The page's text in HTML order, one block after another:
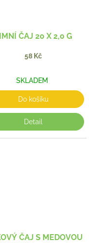
ČAJ 20 X 2,0 G
58 Kč
SKLADEM
Do košíku
Detail
ČAJ S MEDOVOU